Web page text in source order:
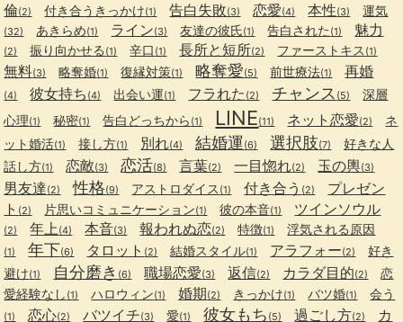
倫(2) 付き合うきっかけ(1) 告白失敗(3) 恋愛(4) 本性(3) 運気
(32) あきらめ(1) ライン(3) 友達の彼氏(1) 告白された (1) 魅力
(2) 振り向かせる (1) 辛口 (1) 長所と短所(2) ファーストキス (1)
無料(3) 略奪婚(1) 復縁対策(1) 略奪愛(5) 前世療法(1) 再婚
(4) 彼女持ち (4) 出会い運(1) フラれた (2) チャンス (5)
深層
心理(1) 秘密(1) 告白どっちから (1) LINE(11) ネット恋愛(2)
ネ
ット婚活(1) 接し方(1) 別れ(4) 結婚運(6) 選択肢(7)
好きな人
話し方(1) 恋敵(3) 恋活(8) 言葉(2) 一目惚れ(2) 玉の輿(3)
男友達(2) 性格(9) アストロダイス (1) 付き合う (2)
プレゼン
ト (2) 片思いコミュニケーション(1) 彼の本音(1) ツインソウル
(2) 年上(4) 本音(3) 報われぬ恋(2) 特徴(1) 浮気される原因
(1) 年下(6) タロット (2) 結婚スタイル(1) アラフォー(2)
好き
避け(1) 自分磨き (6) 職場恋愛(3) 返信(2) カラダ目的(2)
恋
愛経験なし (1) ハロウィン(1) 婚期(2) きっかけ(1) バツ婚(1) 会う
(1) 恋心(2) バツイチ(3) 愛(1) 彼女もち (5) 過ごし方(2)
カ